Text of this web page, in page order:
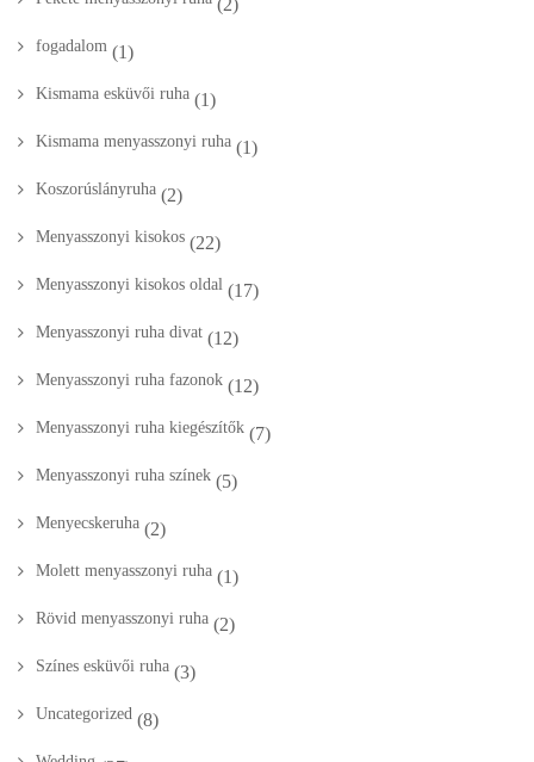
fogadalom (1)
Kismama esküvői ruha (1)
Kismama menyasszonyi ruha (1)
Koszorúslányruha (2)
Menyasszonyi kisokos (22)
Menyasszonyi kisokos oldal (17)
Menyasszonyi ruha divat (12)
Menyasszonyi ruha fazonok (12)
Menyasszonyi ruha kiegészítők (7)
Menyasszonyi ruha színek (5)
Menyecskeruha (2)
Molett menyasszonyi ruha (1)
Rövid menyasszonyi ruha (2)
Színes esküvői ruha (3)
Uncategorized (8)